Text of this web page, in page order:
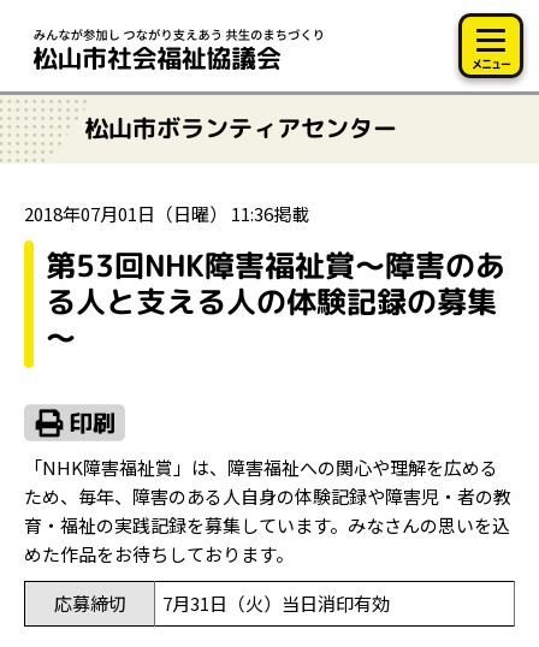
メニュー
松山市ボランティアセンター
2018年07月01日（日曜） 11:36掲載
第53回NHK障害福祉賞～障害のあ
る人と支える人の体験記録の募集
～
「NHK障害福祉賞」は、障害福祉への関心や理解を広める
ため、毎年、障害のある人自身の体験記録や障害児・者の教
育・福祉の実践記録を募集しています。みなさんの思いを込
めた作品をお待ちしております。
応募締切
7月31日（火）当日消印有効